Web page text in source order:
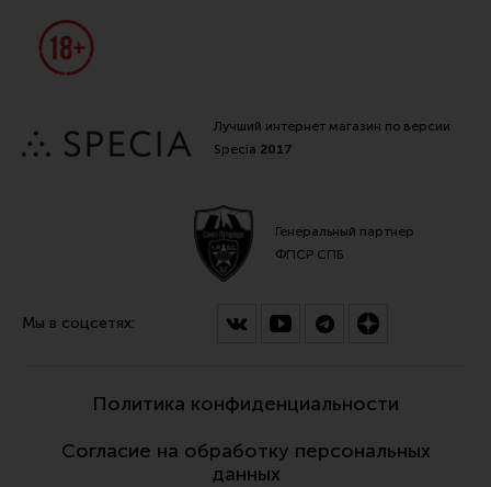
Лучший интернет магазин по версии
Specia 2017
Генеральный партнер
ФПСР СПБ
Мы в соцсетях:
Политика конфиденциальности
Согласие на обработку персональных
данных